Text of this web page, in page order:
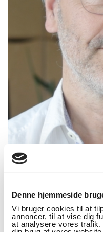
Denne hjemmeside
Vi bruger cookies til at
annoncer, til at vise dig
at analysere vores
STINUS STORM
didaktik. Ved siden af
han bl.a. forsket i
skoleudvikling og digitale
interesse er udviklingen